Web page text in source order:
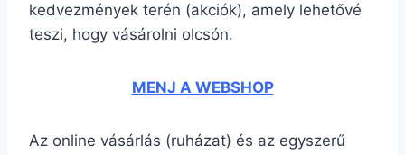
kedvezmények terén (akciók), amely lehetővé
teszi, hogy vásárolni olcsón.
MENJ A WEBSHOP
Az online vásárlás (ruházat) és az egyszerű